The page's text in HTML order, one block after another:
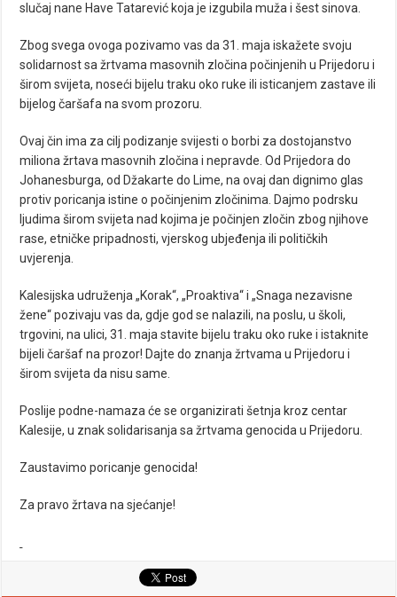
slučaj nane Have Tatarević koja je izgubila muža i šest sinova.
Zbog svega ovoga pozivamo vas da 31. maja iskažete svoju
solidarnost sa žrtvama masovnih zločina počinjenih u Prijedoru i
širom svijeta, noseći bijelu traku oko ruke ili isticanjem zastave ili
bijelog čaršafa na svom prozoru.
Ovaj čin ima za cilj podizanje svijesti o borbi za dostojanstvo
miliona žrtava masovnih zločina i nepravde. Od Prijedora do
Johanesburga, od Džakarte do Lime, na ovaj dan dignimo glas
protiv poricanja istine o počinjenim zločinima. Dajmo podrsku
ljudima širom svijeta nad kojima je počinjen zločin zbog njihove
rase, etničke pripadnosti, vjerskog ubjeđenja ili političkih
uvjerenja.
Kalesijska udruženja „Korak“, „Proaktiva“ i „Snaga nezavisne
žene“ pozivaju vas da, gdje god se nalazili, na poslu, u školi,
trgovini, na ulici, 31. maja stavite bijelu traku oko ruke i istaknite
bijeli čaršaf na prozor! Dajte do znanja žrtvama u Prijedoru i
širom svijeta da nisu same.
Poslije podne-namaza će se organizirati šetnja kroz centar
Kalesije, u znak solidarisanja sa žrtvama genocida u Prijedoru.
Zaustavimo poricanje genocida!
Za pravo žrtava na sjećanje!